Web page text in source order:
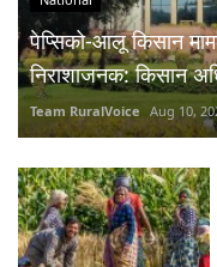
पेप्सिको-आलू किसान
निराशाजनक: किसान
Team RuralVoice Aug 10,